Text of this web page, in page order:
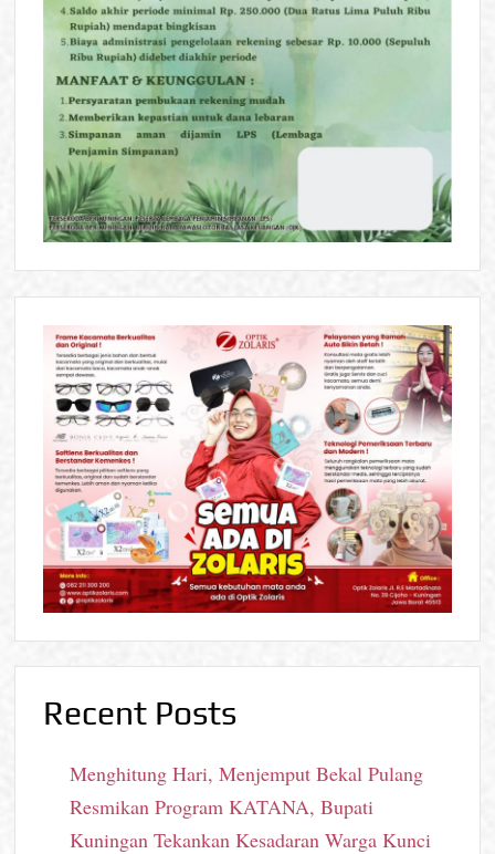
Recent Posts
Menghitung Hari, Menjemput Bekal Pulang
Resmikan Program KATANA, Bupati
Kuningan Tekankan Kesadaran Warga Kunci